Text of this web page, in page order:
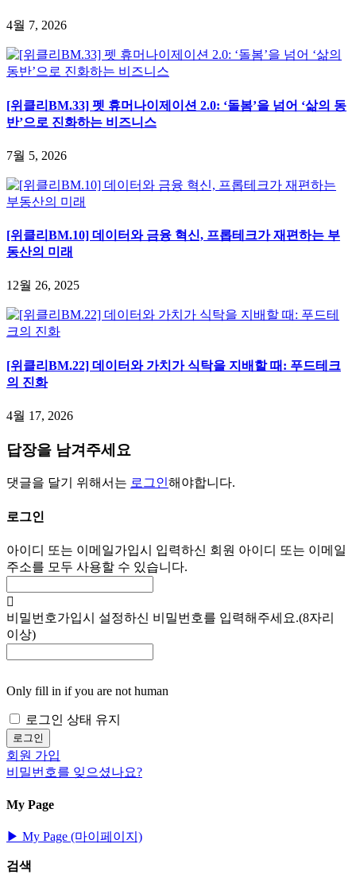
4월 7, 2026
[위클리BM.33] 펫 휴머나이제이션 2.0: ‘돌봄’을 넘어 ‘삶의 동
반’으로 진화하는 비즈니스
7월 5, 2026
[위클리BM.10] 데이터와 금융 혁신, 프롭테크가 재편하는 부
동산의 미래
12월 26, 2025
[위클리BM.22] 데이터와 가치가 식탁을 지배할 때: 푸드테크
의 진화
4월 17, 2026
답장을 남겨주세요
댓글을 달기 위해서는 로그인해야합니다.
로그인
아이디 또는 이메일가입시 입력하신 회원 아이디 또는 이메일
주소를 모두 사용할 수 있습니다.
비밀번호가입시 설정하신 비밀번호를 입력해주세요.(8자리
이상)
Only fill in if you are not human
로그인 상태 유지
회원 가입
비밀번호를 잊으셨나요?
My Page
▶︎ My Page (마이페이지)
검색